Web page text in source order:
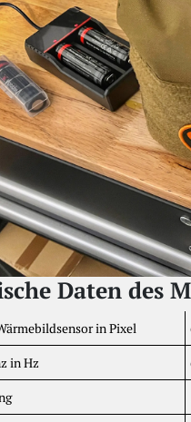
Daten des
in Pixel
in Hz